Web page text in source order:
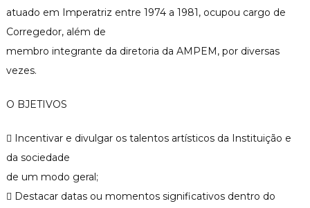
atuado em Imperatriz entre 1974 a 1981, ocupou cargo de
Corregedor, além de
membro integrante da diretoria da AMPEM, por diversas
vezes.
O BJETIVOS
 Incentivar e divulgar os talentos artísticos da Instituição e
da sociedade
de um modo geral;
 Destacar datas ou momentos significativos dentro do